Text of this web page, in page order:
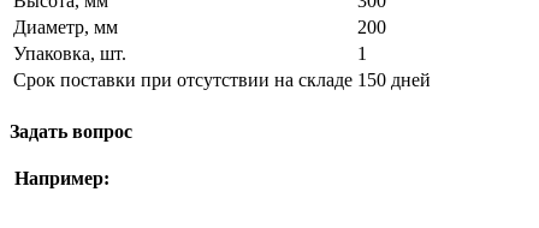
Диаметр, мм
200
Упаковка, шт.
1
Срок поставки при отсутствии на складе 150 дней
Задать вопрос
Например: